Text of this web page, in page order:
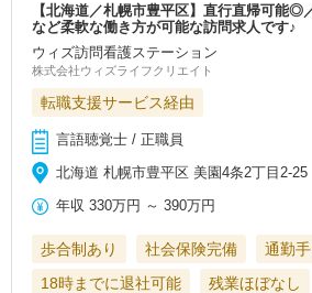
【北海道／札幌市豊平区】直行直帰可能◎
など柔軟な働き方が可能な訪問求人です♪
ウィズ訪問看護ステーション
株式会社ウィズライフクリエイト
転職支援サービス経由
言語聴覚士 / 正職員
北海道 札幌市豊平区 美園4条2丁目2-25
年収 330万円 ～390万円
歩合制あり 社会保険完備 通勤
18時までに退社可能
残業ほぼなし